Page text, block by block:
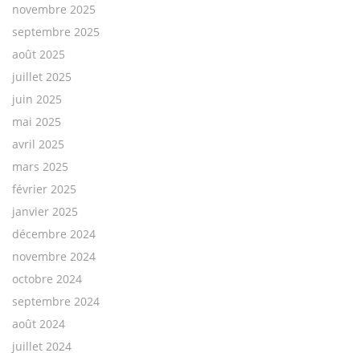
novembre 2025
septembre 2025
août 2025
juillet 2025
juin 2025
mai 2025
avril 2025
mars 2025
février 2025
janvier 2025
décembre 2024
novembre 2024
octobre 2024
septembre 2024
août 2024
juillet 2024